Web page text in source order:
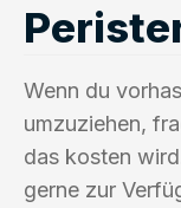
Wenn du
umzuziehen,
das kosten
gerne zur